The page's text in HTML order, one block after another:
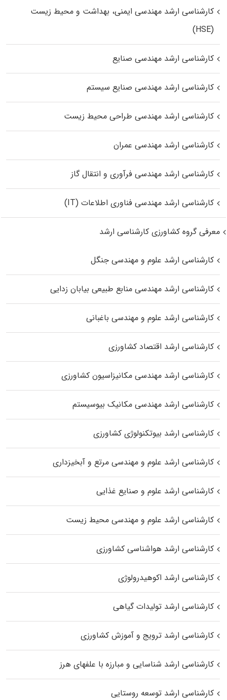
کارشناسی ارشد مهندسی ایمنی، بهداشت و محیط زیست
(HSE)
کارشناسی ارشد مهندسی صنایع
کارشناسی ارشد مهندسی صنایع سیستم
کارشناسی ارشد مهندسی طراحی محیط زیست
کارشناسی ارشد مهندسی عمران
کارشناسی ارشد مهندسی فرآوری و انتقال گاز
کارشناسی ارشد مهندسی فناوری اطلاعات (IT)
معرفی گروه کشاورزی کارشناسی ارشد
کارشناسی ارشد علوم و مهندسی جنگل
کارشناسی ارشد مهندسی منابع طبیعی بیابان زدایی
کارشناسی ارشد علوم و مهندسی باغبانی
کارشناسی ارشد اقتصاد کشاورزی
کارشناسی ارشد مهندسی مکانیزاسیون کشاورزی
کارشناسی ارشد مهندسی مکانیک بیوسیستم
کارشناسی ارشد بیوتکنولوژی کشاورزی
کارشناسی ارشد علوم و مهندسی مرتع و آبخیزداری
کارشناسی ارشد علوم و صنایع غذایی
کارشناسی ارشد علوم و مهندسی محیط زیست
کارشناسی ارشد هواشناسی کشاورزی
کارشناسی ارشد اکوهیدرولوژی
کارشناسی ارشد تولیدات گیاهی
کارشناسی ارشد ترویج و آموزش کشاورزی
کارشناسی ارشد شناسایی و مبارزه با علفهای هرز
کارشناسی ارشد توسعه روستایی